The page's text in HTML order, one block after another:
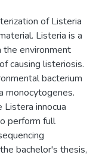
of Listeria
Listeria is a
the environment
causing listeriosis.
bacterium
monocytogenes.
innocua
perform full
bachelor's thesis,